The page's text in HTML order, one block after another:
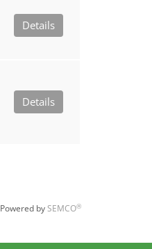
Details
Details
Powered bySEMCO®